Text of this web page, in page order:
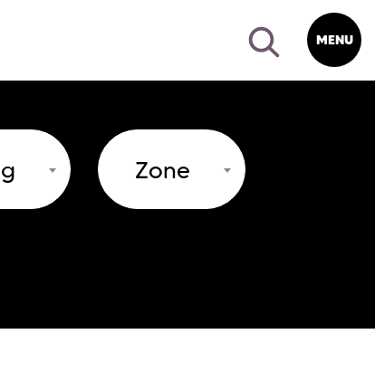
MENU
Zone